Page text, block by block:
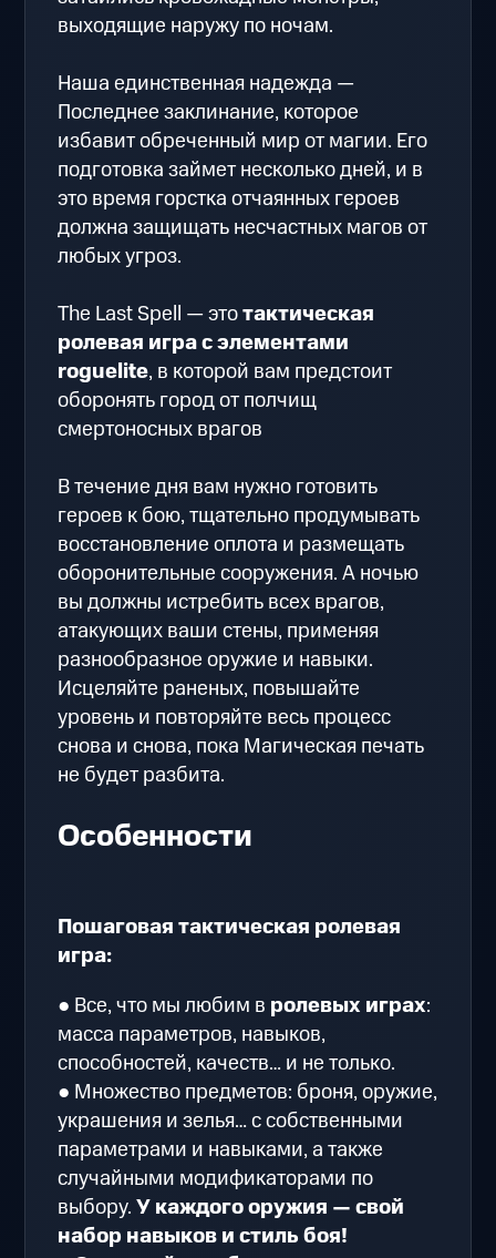
выходящие наружу по ночам.
Наша единственная надежда —
Последнее заклинание, которое
избавит обреченный мир от магии. Его
подготовка займет несколько дней, и в
это время горстка отчаянных героев
должна защищать несчастных магов от
любых угроз.
The Last Spell — этотактическая
ролевая игра с элементами
roguelite, в которой вам предстоит
оборонять город от полчищ
смертоносных врагов
В течение дня вам нужно готовить
героев к бою, тщательно продумывать
восстановление оплота и размещать
оборонительные сооружения. А ночью
вы должны истребить всех врагов,
атакующих ваши стены, применяя
разнообразное оружие и навыки.
Исцеляйте раненых, повышайте
уровень и повторяйте весь процесс
снова и снова, пока Магическая печать
не будет разбита.
Особенности
Пошаговая тактическая ролевая
игра:
● Все, что мы любим в ролевых играх:
масса параметров, навыков,
способностей, качеств… и не только.
● Множество предметов: броня, оружие,
украшения и зелья… с собственными
параметрами и навыками, а также
случайными модификаторами по
выбору.У каждого оружия — свой
набор навыков и стиль боя!